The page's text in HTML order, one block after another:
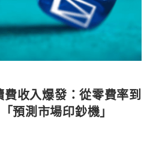
收入爆發：從零費率到
預測市場印鈔機」